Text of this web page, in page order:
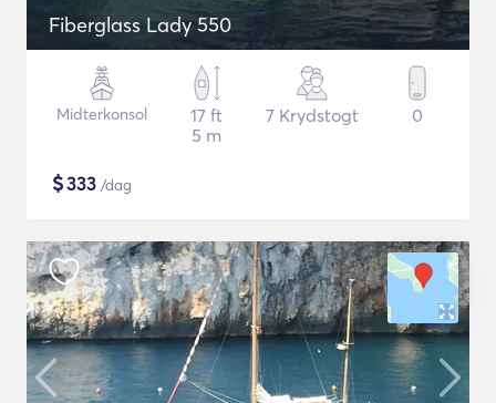
Fiberglass Lady 550
Midterkonsol
17 ft
5 m
7 Krydstogt 0
$333 /dag